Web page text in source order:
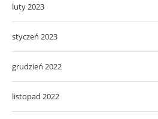
luty 2023
styczeń 2023
grudzień 2022
listopad 2022